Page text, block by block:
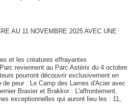
AU 11 NOVEMBRE 2025 AVEC UNE
et les créatures effrayantes
reviennent au Parc Astérix du 4 octobre
pourront découvrir exclusivement en
peur : Le Camp des Lames d'Acier avec
Brasier et Brakkor : L'affrontement.
exceptionnelles qui auront lieu les : 11,